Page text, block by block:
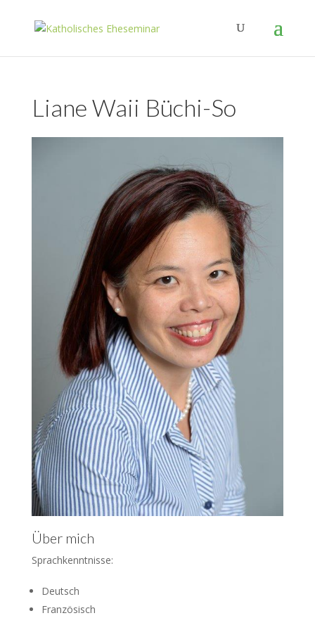
Liane Waii Büchi-So
Über mich
Sprachkenntnisse:
Deutsch
Französisch